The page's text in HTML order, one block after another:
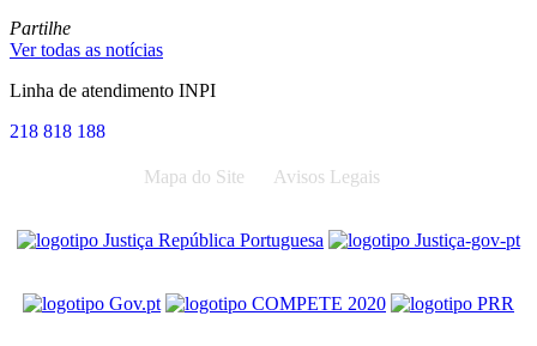
Partilhe
Ver todas as notícias
Linha de atendimento INPI
218 818 188
Mapa do Site Avisos Legais